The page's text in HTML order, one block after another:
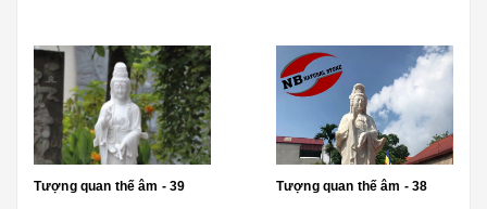
Tượng quan thế âm - 39 Tượng quan thế âm - 38